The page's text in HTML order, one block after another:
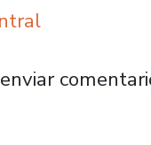
reunión con